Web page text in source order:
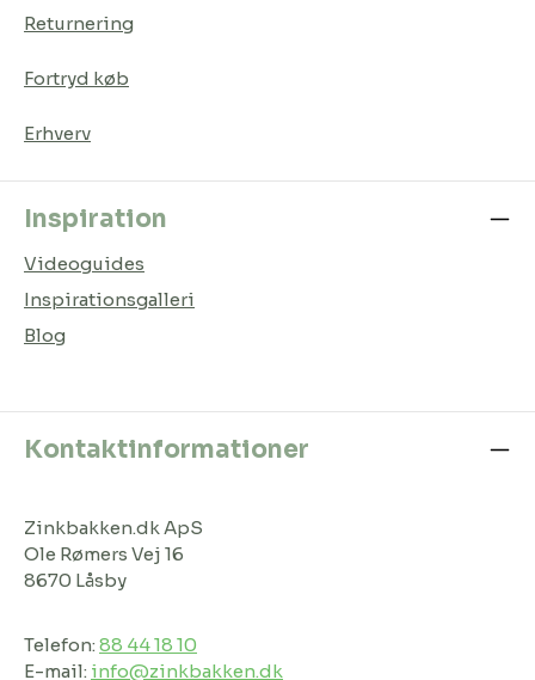
Returnering
Fortryd køb
Erhverv
Inspiration
Videoguides
Inspirationsgalleri
Blog
Kontaktinformationer
Zinkbakken.dk ApS
Ole Rømers Vej 16
8670 Låsby
Telefon: 88 44 18 10
E-mail: info@zinkbakken.dk